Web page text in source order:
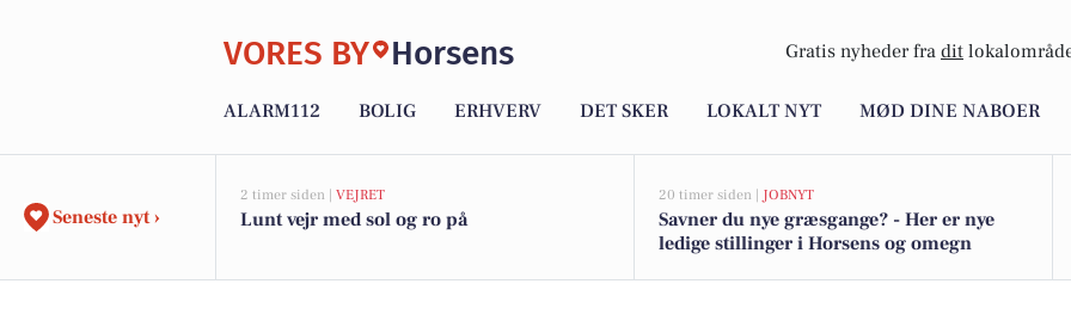
VORES BY Horsens Gratis nyheder fra dit
ALARM112 BOLIG ERHVERV DET SKER LOKALT NYT MØD DINE NABOER
Seneste nyt ›
2 timer siden | VEJRET
Lunt vejr med sol og ro på
20 timer siden | JOBNYT
Savner du nye græsgange? - Her er nye
ledige stillinger i Horsens og omegn